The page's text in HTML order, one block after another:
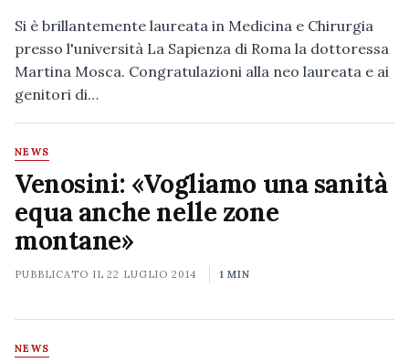
Si è brillantemente laureata in Medicina e Chirurgia
presso l'università La Sapienza di Roma la dottoressa
Martina Mosca. Congratulazioni alla neo laureata e ai
genitori di…
NEWS
Venosini: «Vogliamo una sanità
equa anche nelle zone
montane»
PUBBLICATO IL22 LUGLIO 2014 1 MIN
NEWS